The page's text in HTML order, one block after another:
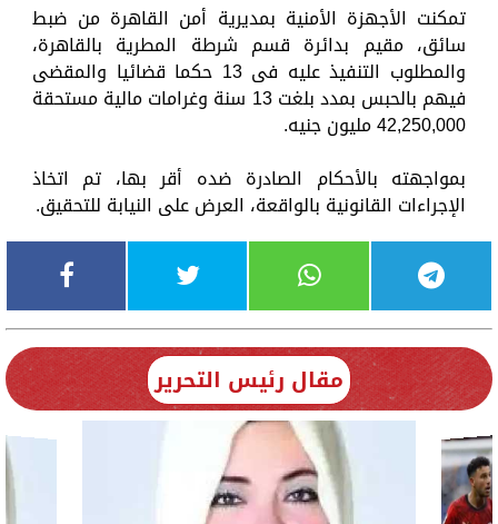
تمكنت الأجهزة الأمنية بمديرية أمن القاهرة من ضبط
سائق، مقيم بدائرة قسم شرطة المطرية بالقاهرة،
والمطلوب التنفيذ عليه فى 13 حكما قضائيا والمقضى
فيهم بالحبس بمدد بلغت 13 سنة وغرامات مالية مستحقة
42,250,000 مليون جنيه.
بمواجهته بالأحكام الصادرة ضده أقر بها، تم اتخاذ
الإجراءات القانونية بالواقعة، العرض على النيابة للتحقيق.
مقال رئيس التحرير